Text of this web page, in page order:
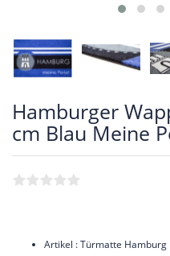
Hamburger
cm Blau Meine
Artikel : Türmatte Hamburg